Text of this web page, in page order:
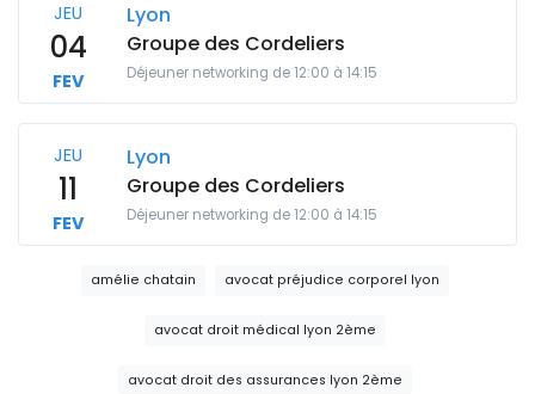
JEU
04
FEV
Lyon
Groupe des Cordeliers
Déjeuner networking de 12:00 à 14:15
JEU
11
FEV
Lyon
Groupe des Cordeliers
Déjeuner networking de 12:00 à 14:15
amélie chatain avocat préjudice corporel lyon
avocat droit médical lyon 2ème
avocat droit des assurances lyon 2ème